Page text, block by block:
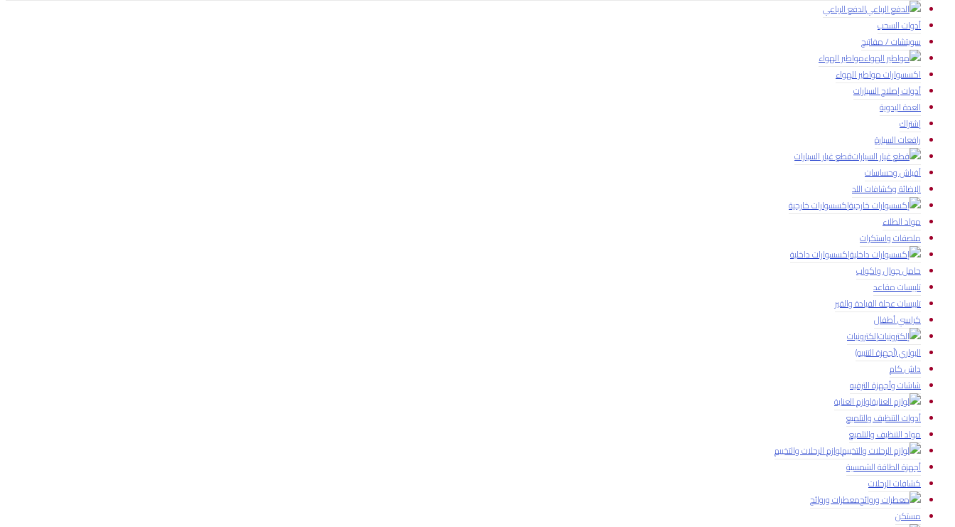
الدفع الرباعي
أدوات السحب
سويتشات / مفاتيح
مواطير الهواء
اكسسوارات مواطير الهواء
أدوات إصلاح السيارات
العدة اليدوية
إشتراك
رافعات السيارة
قطع غيار السيارات
أفياش وحساسات
الإضائة وكشافات اللد
إكسسوارات خارجية
مواد الطلاء
ملصقات واستكرات
إكسسوارات داخلية
حامل جوال واكواب
تلبيسات مقاعد
تلبيسات عجلة القيادة والقير
كراسي أطفال
إلكترونيات
البواري (أجهزة التنبيه)
داش كام
شاشات وأجهزة الترفيه
لوازم العناية
أدوات التنظيف والتلميع
مواد التنظيف والتلميع
لوازم الرحلات والتخييم
أجهزة الطاقة الشمسية
كشافات الرحلات
معطرات وروائح
مستكن